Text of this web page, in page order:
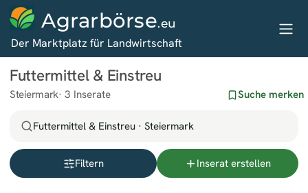
Agrarbörse.eu
Der Marktplatz für Landwirtschaft
Futtermittel & Einstreu
Steiermark 3 Inserate Suche merken
Futtermittel & Einstreu · Steiermark
Filtern Inserat erstellen